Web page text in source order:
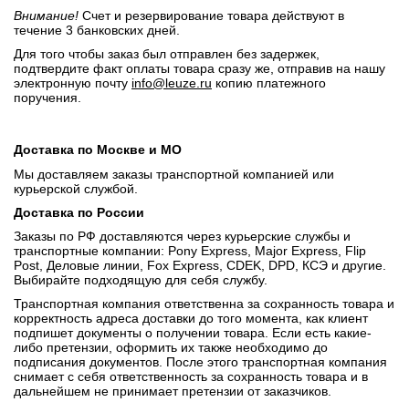
Внимание! Счет и резервирование товара действуют в
течение 3 банковских дней.
Для того чтобы заказ был отправлен без задержек,
подтвердите факт оплаты товара сразу же, отправив на нашу
электронную почту info@leuze.ru копию платежного
поручения.
Доставка по Москве и МО
Мы доставляем заказы транспортной компанией или
курьерской службой.
Доставка по России
Заказы по РФ доставляются через курьерские службы и
транспортные компании: Pony Express, Major Express, Flip
Post, Деловые линии, Fox Express, CDEK, DPD, КСЭ и другие.
Выбирайте подходящую для себя службу.
Транспортная компания ответственна за сохранность товара и
корректность адреса доставки до того момента, как клиент
подпишет документы о получении товара. Если есть какие-
либо претензии, оформить их также необходимо до
подписания документов. После этого транспортная компания
снимает с себя ответственность за сохранность товара и в
дальнейшем не принимает претензии от заказчиков.